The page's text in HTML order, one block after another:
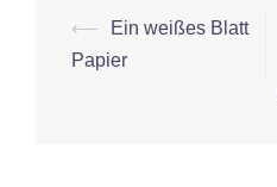
Beitrags-
Navigation
⟵
Ein weißes Blatt
Papier